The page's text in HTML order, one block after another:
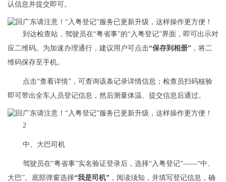
认信息并提交即可。
到达检查站，驾驶员在“粤省事”的“入粤登记”界面，即可出示对
应二维码。为加速办理通行，建议用户可点击“保存到相册” ，将二
维码保存至手机。
点击“查看详情”，可查询该条记录详情信息；检查员扫码核验
即可带出全车人员登记信息，然后测量体温、提交信息后通过。
2
中、大巴司机
驾驶员在“粤省事”实名验证登录后，选择“入粤登记”——“中、
大巴”。底部弹窗选择“我是司机” ，阅读须知，并填写登记信息，确